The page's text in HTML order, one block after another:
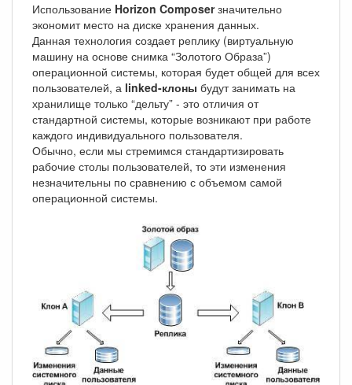
Использование Horizon Composerзначительно
экономит место на диске хранения данных.
Данная технология создает реплику (виртуальную
машину на основе снимка “Золотого Образа”)
операционной системы, которая будет общей для всех
пользователей, а linked-клоны будут занимать на
хранилище только “дельту” - это отличия от
стандартной системы, которые возникают при работе
каждого индивидуального пользователя.
Обычно, если мы стремимся стандартизировать
рабочие столы пользователей, то эти изменения
незначительны по сравнению с объемом самой
операционной системы.